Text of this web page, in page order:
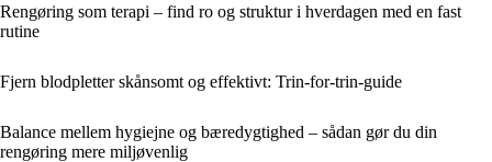
Rengøring som terapi – find ro og struktur i hverdagen med en fast
rutine
Fjern blodpletter skånsomt og effektivt: Trin-for-trin-guide
Balance mellem hygiejne og bæredygtighed – sådan gør du din
rengøring mere miljøvenlig